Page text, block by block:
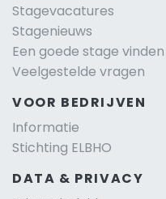
Stagevacatures
Stagenieuws
Een goede stage vinden
Veelgestelde vragen
VOOR BEDRIJVEN
Informatie
Stichting ELBHO
DATA & PRIVACY